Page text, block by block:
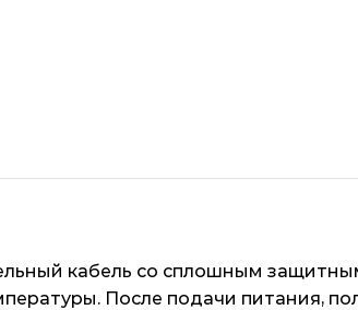
кабель со сплошным
После подачи питания,